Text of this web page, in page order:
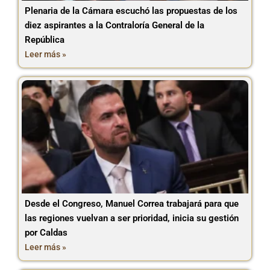
Plenaria de la Cámara escuchó las propuestas de los
diez aspirantes a la Contraloría General de la
República
Leer más »
Desde el Congreso, Manuel Correa trabajará para que
las regiones vuelvan a ser prioridad, inicia su gestión
por Caldas
Leer más »